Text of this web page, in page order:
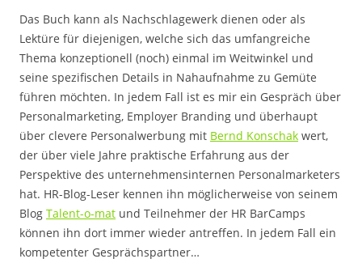
Das Buch kann als Nachschlagewerk dienen oder als
Lektüre für diejenigen, welche sich das umfangreiche
Thema konzeptionell (noch) einmal im Weitwinkel und
seine spezifischen Details in Nahaufnahme zu Gemüte
führen möchten. In jedem Fall ist es mir ein Gespräch über
Personalmarketing, Employer Branding und überhaupt
über clevere Personalwerbung mit Bernd Konschak wert,
der über viele Jahre praktische Erfahrung aus der
Perspektive des unternehmensinternen Personalmarketers
hat. HR-Blog-Leser kennen ihn möglicherweise von seinem
Blog Talent-o-mat und Teilnehmer der HR BarCamps
können ihn dort immer wieder antreffen. In jedem Fall ein
kompetenter Gesprächspartner…